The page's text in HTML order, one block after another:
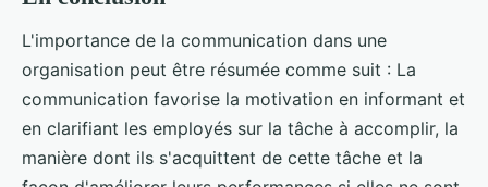
L'importance de la communication dans une
organisation peut être résumée comme suit : La
communication favorise la motivation en informant et
en clarifiant les employés sur la tâche à accomplir, la
manière dont ils s'acquittent de cette tâche et la